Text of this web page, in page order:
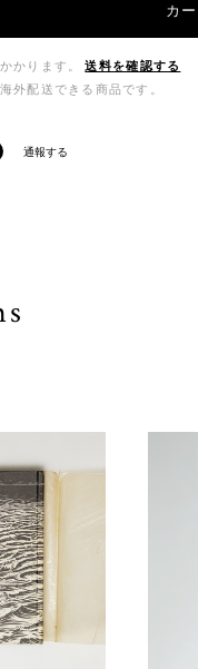
カ
かります。
送料を確認する
外配送できる商品です。
通報する